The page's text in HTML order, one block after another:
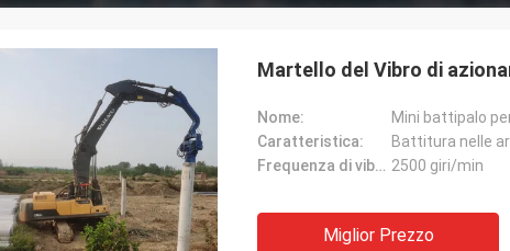
Martello del Vibro di
Nome:
Mini battipalo
Caratteristica:
Battitura nelle
Frequenza di vibrazione: 2500 giri/min
Miglior Prezzo